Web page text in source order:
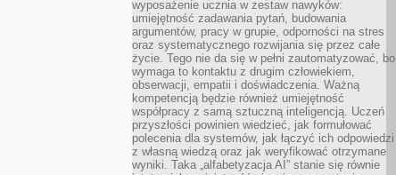
wyposażenie ucznia w zestaw nawyków:
umiejętność zadawania pytań, budowania
argumentów, pracy w grupie, odporności na stres
oraz systematycznego rozwijania się przez całe
życie. Tego nie da się w pełni zautomatyzować, bo
wymaga to kontaktu z drugim człowiekiem,
obserwacji, empatii i doświadczenia. Ważną
kompetencją będzie również umiejętność
współpracy z samą sztuczną inteligencją. Uczeń
przyszłości powinien wiedzieć, jak formułować
polecenia dla systemów, jak łączyć ich odpowiedzi
z własną wiedzą oraz jak weryfikować otrzymane
wyniki. Taka „alfabetyzacja AI” stanie się równie